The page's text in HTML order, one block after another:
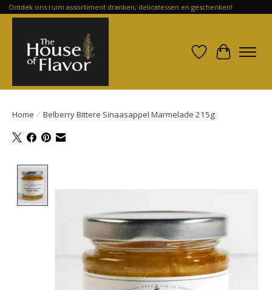
Ontdek ons ruim assortiment dranken, delicatessen en geschenken!
Verlanglijst
Home / Belberry Bittere Sinaasappel Marmelade 215g